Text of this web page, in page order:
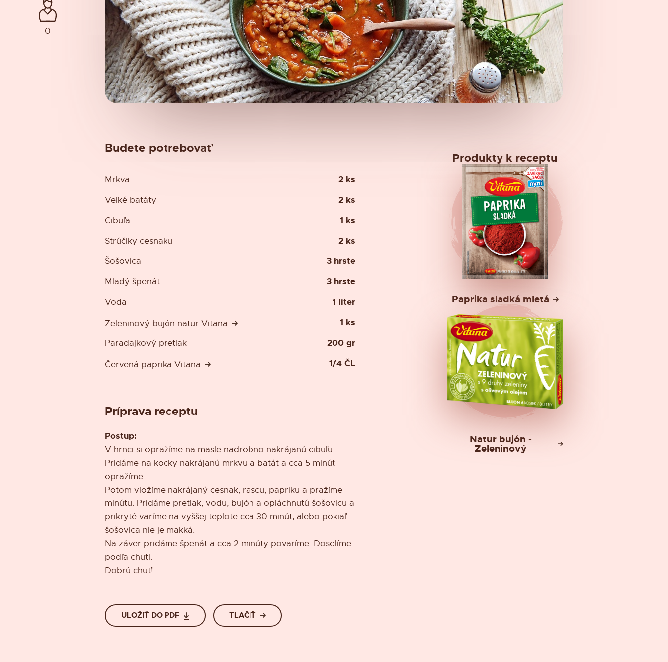
0
Budete potrebovať
Mrkva 2 ks
Veľké batáty 2 ks
Cibuľa 1 ks
Strúčiky cesnaku 2 ks
Šošovica 3 hrste
Mladý špenát 3 hrste
Voda 1 liter
Zeleninový bujón natur Vitana 1 ks
Paradajkový pretlak 200 gr
Červená paprika Vitana 1/4 ČL
Príprava receptu
Postup:
V hrnci si opražíme na masle nadrobno nakrájanú cibuľu.
Pridáme na kocky nakrájanú mrkvu a batát a cca 5 minút
opražíme.
Potom vložíme nakrájaný cesnak, rascu, papriku a pražíme
minútu. Pridáme pretlak, vodu, bujón a opláchnutú šošovicu a
prikryté varíme na vyššej teplote cca 30 minút, alebo pokiaľ
šošovica nie je mäkká.
Na záver pridáme špenát a cca 2 minúty povaríme. Dosolíme
podľa chuti.
Dobrú chuť!
ULOŽIŤ DO PDF TLAČIŤ
Produkty k receptu
Paprika sladká mletá
Natur bujón -
Zeleninový